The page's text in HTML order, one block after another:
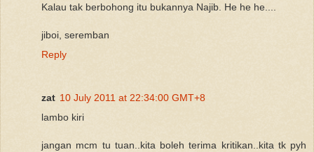
Kalau tak berbohong itu bukannya Najib. He he he....
jiboi, seremban
Reply
zat 10 July 2011 at 22:34:00 GMT+8
lambo kiri
jangan mcm tu tuan..kita boleh terima kritikan..kita tk pyh